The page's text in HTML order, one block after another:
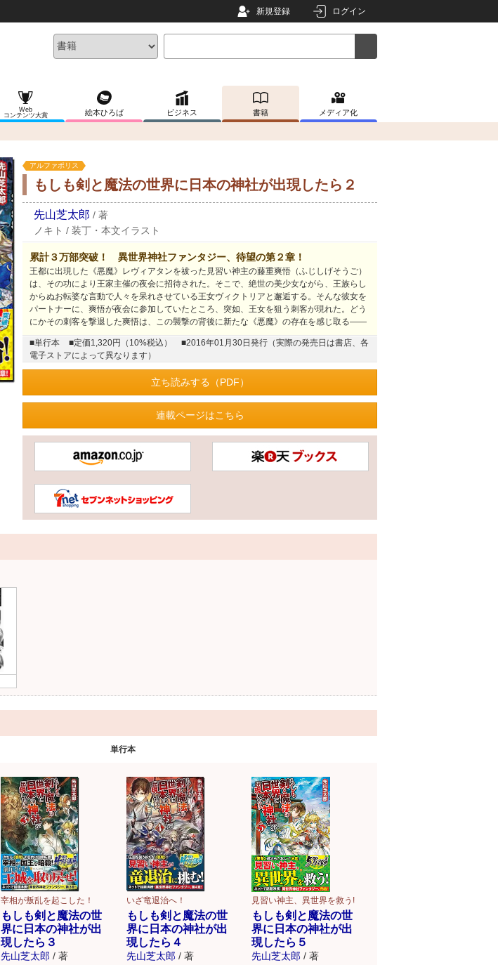
新規登録 ログイン
Web
コンテンツ大賞
絵本ひろば ビジネス 書籍 メディア化
アルファポリス
もしも剣と魔法の世界に日本の神社が出現したら２
先山芝太郎 / 著
ノキト / 装丁・本文イラスト
累計３万部突破！ 異世界神社ファンタジー、待望の第２章！
王都に出現した《悪魔》レヴィアタンを祓った見習い神主の藤重爽悟（ふじしげそうご）
は、その功により王家主催の夜会に招待された。そこで、絶世の美少女ながら、王族らし
からぬお転婆な言動で人々を呆れさせている王女ヴィクトリアと邂逅する。そんな彼女を
パートナーに、爽悟が夜会に参加していたところ、突如、王女を狙う刺客が現れた。どう
にかその刺客を撃退した爽悟は、この襲撃の背後に新たな《悪魔》の存在を感じ取る――
■単行本 ■定価1,320円（10%税込）
■2016年01月30日発行（実際の発売日は書店、各
電子ストアによって異なります）
立ち読みする（PDF）
連載ページはこちら
単行本
宰相が叛乱を起こした！
もしも剣と魔法の世
界に日本の神社が出
現したら３
先山芝太郎 / 著
いざ竜退治へ！
もしも剣と魔法の世
界に日本の神社が出
現したら４
先山芝太郎 / 著
見習い神主、異世界を救う!
もしも剣と魔法の世
界に日本の神社が出
現したら５
先山芝太郎 / 著